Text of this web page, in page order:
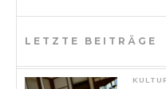
LETZTE BEITRÄGE